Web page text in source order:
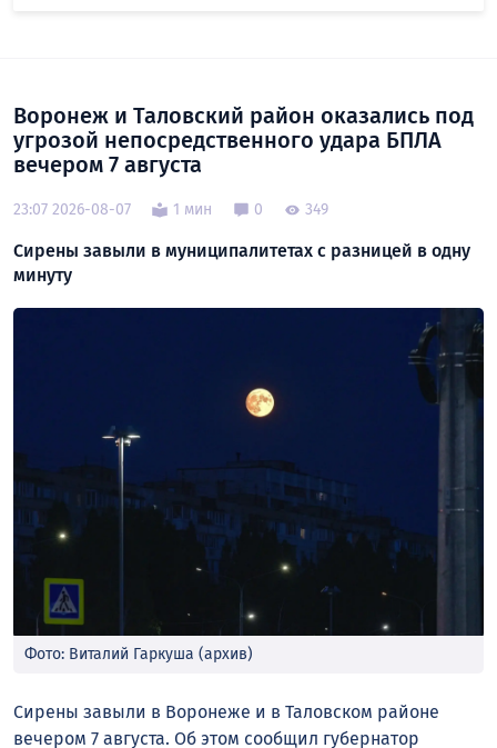
Воронеж и Таловский район оказались под
угрозой непосредственного удара БПЛА
вечером 7 августа
23:07 2026-08-07 1 мин 0 349
Сирены завыли в муниципалитетах с разницей в одну
минуту
Фото: Виталий Гаркуша (архив)
Сирены завыли в Воронеже и в Таловском районе
вечером 7 августа. Об этом сообщил губернатор